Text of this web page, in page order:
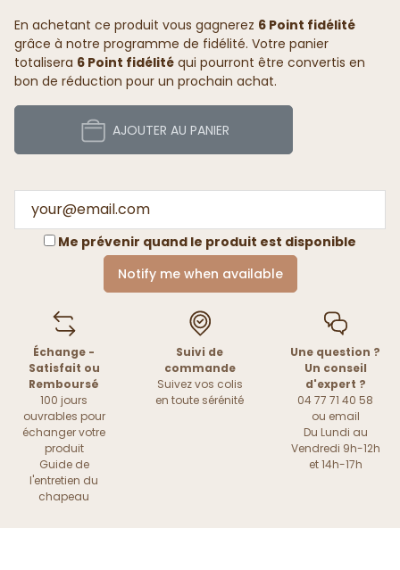
En achetant ce produit vous gagnerez 6 Point fidélité
grâce à notre programme de fidélité. Votre panier
totalisera 6 Point fidélité qui pourront être convertis en
bon de réduction pour un prochain achat.
AJOUTER AU PANIER
Me prévenir quand le produit est disponible
Notify me when available
Échange -
Satisfait ou
Remboursé
100 jours
ouvrables pour
échanger votre
produit
Guide de
l'entretien du
chapeau
Suivi de
commande
Suivez vos colis
en toute sérénité
Une question ?
Un conseil
d'expert ?
04 77 71 40 58
ou email
Du Lundi au
Vendredi 9h-12h
et 14h-17h